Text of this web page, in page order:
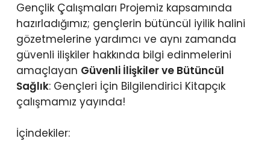
Gençlik Çalışmaları Projemiz kapsamında
hazırladığımız; gençlerin bütüncül iyilik halini
gözetmelerine yardımcı ve aynı zamanda
güvenli ilişkiler hakkında bilgi edinmelerini
amaçlayan Güvenli İlişkiler ve Bütüncül
Sağlık: Gençleri İçin Bilgilendirici Kitapçık
çalışmamız yayında!
İçindekiler: